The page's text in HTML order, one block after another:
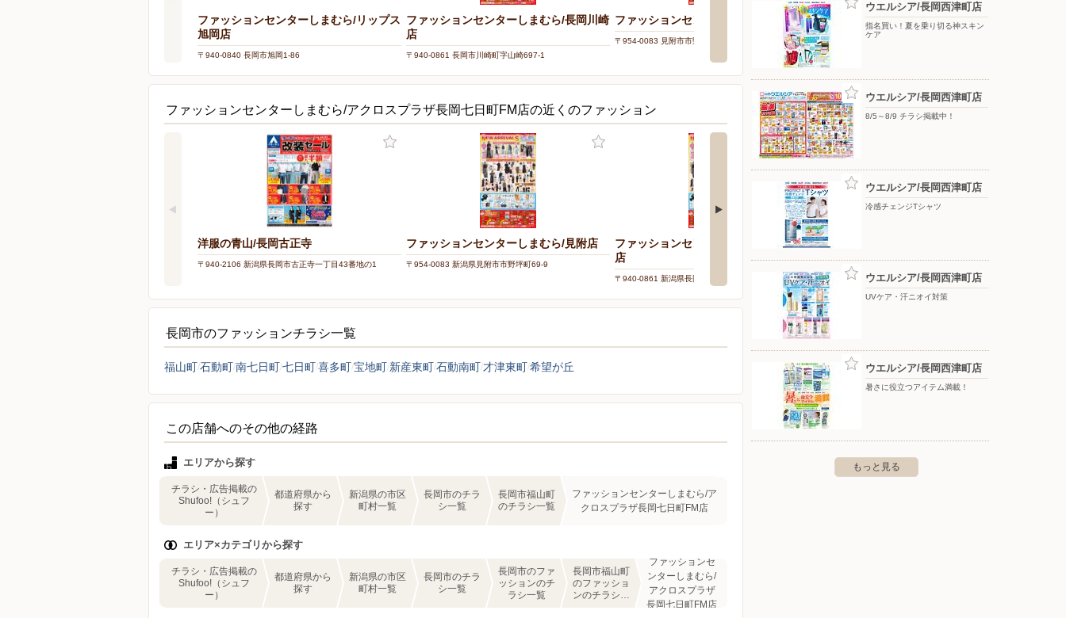
ファッションセンターしまむら/リップス
旭岡店
〒940-0840 長岡市旭岡1-86
ファッションセンターしまむら/長岡川崎
店
〒940-0861 長岡市川崎町字山崎697-1
ファッションセンターしまむら/見附店
〒954-0083 見附市市野坪町69-9
ファッションセンターしまむら/小千谷店
〒947-0042 小千谷市平沢2-4-7
ファッションセンターしまむら/アクロスプラザ長岡七日町FM店の近くのファッション
洋服の青山/長岡古正寺
〒940-2106 新潟県長岡市古正寺一丁目43番地の1
ファッションセンターしまむら/見附店
〒954-0083 新潟県見附市市野坪町69-9
ファッションセンターしまむら/長岡川崎
店
〒940-0861 新潟県長岡市川崎町字山崎697-1
ワークマンプラス長岡店
長岡市のファッションチラシ一覧
福山町石動町南七日町七日町喜多町宝地町 新産東町石動南町 才津東町希望が丘
この店舗へのその他の経路
エリアから探す
チラシ・広告掲載の
Shufoo!（シュフ
ー）
都道府県から
探す
新潟県の市区
町村一覧
長岡市のチラ
シ一覧
長岡市福山町
のチラシ一覧
ファッションセンターしまむら/ア
クロスプラザ長岡七日町FM店
エリア×カテゴリから探す
チラシ・広告掲載の
Shufoo!（シュフ
ー）
都道府県から
探す
新潟県の市区
町村一覧
長岡市のチラ
シ一覧
長岡市のファ
ッションのチ
ラシ一覧
長岡市福山町
のファッショ
ンのチラシ一
ファッションセ
ンターしまむら/
アクロスプラザ
長岡七日町FM店
ウエルシア/長岡西津町店
指名買い！夏を乗り切る神スキン
ケア
ウエルシア/長岡西津町店
8/5～8/9 チラシ掲載中！
ウエルシア/長岡西津町店
冷感チェンジTシャツ
ウエルシア/長岡西津町店
UVケア・汗ニオイ対策
ウエルシア/長岡西津町店
暑さに役立つアイテム満載！
もっと見る